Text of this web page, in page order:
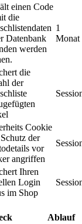
einen Code
die
Datenbank
werden
1
Monat
die
der
Cookie
der
vor
angriffen
Ihren
Login
im Shop
Ablauf